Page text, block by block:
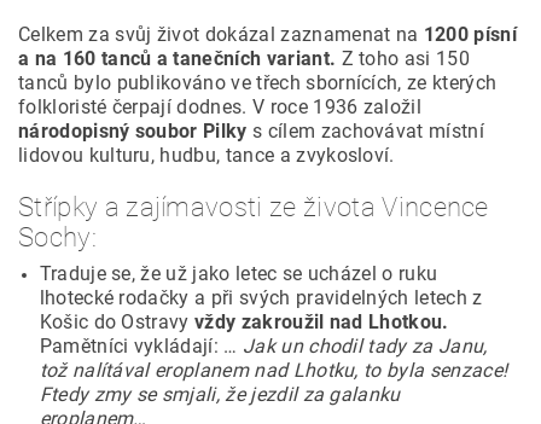
Celkem za svůj život dokázal zaznamenat na 1200 písní
a na 160 tanců a tanečních variant. Z toho asi 150
tanců bylo publikováno ve třech sbornících, ze kterých
folkloristé čerpají dodnes. V roce 1936 založil
národopisný soubor Pilky s cílem zachovávat místní
lidovou kulturu, hudbu, tance a zvykosloví.
Střípky a zajímavosti ze života Vincence
Sochy:
Traduje se, že už jako letec se ucházel o ruku
lhotecké rodačky a při svých pravidelných letech z
Košic do Ostravyvždy zakroužil nad Lhotkou.
Pamětníci vykládají: … Jak un chodil tady za Janu,
tož nalítával eroplanem nad Lhotku, to byla senzace!
Ftedy zmy se smjali, že jezdil za galanku
eroplanem…